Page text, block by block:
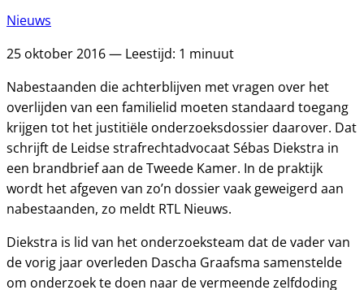
Nieuws
25 oktober 2016 — Leestijd: 1 minuut
Nabestaanden die achterblijven met vragen over het
overlijden van een familielid moeten standaard toegang
krijgen tot het justitiële onderzoeksdossier daarover. Dat
schrijft de Leidse strafrechtadvocaat Sébas Diekstra in
een brandbrief aan de Tweede Kamer. In de praktijk
wordt het afgeven van zo’n dossier vaak geweigerd aan
nabestaanden, zo meldt RTL Nieuws.
Diekstra is lid van het onderzoeksteam dat de vader van
de vorig jaar overleden Dascha Graafsma samenstelde
om onderzoek te doen naar de vermeende zelfdoding